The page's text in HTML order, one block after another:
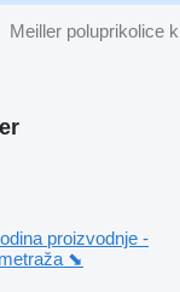
Meiller poluprikolice
proizvodnje -
⬊